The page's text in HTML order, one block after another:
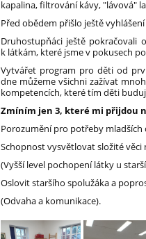
kapalina, filtrování kávy, "lávová"
Před obědem přišlo ještě
Druhostupňáci ještě pokračovali
k látkám, které jsme v pokusech
Vytvářet program pro děti od
dne můžeme všichni zažívat
kompetencích, které tím děti
Zmíním jen 3, které mi přijdou
Porozumění pro potřeby mladších
Schopnost vysvětlovat složité věci
(Vyšší level pochopení látky u
Oslovit staršího spolužáka a
(Odvaha a komunikace).